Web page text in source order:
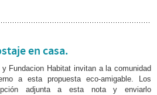
en casa.
Fundacion Habitat invitan a la comunidad
a esta propuesta eco-amigable. Los
adjunta a esta nota y enviarlo